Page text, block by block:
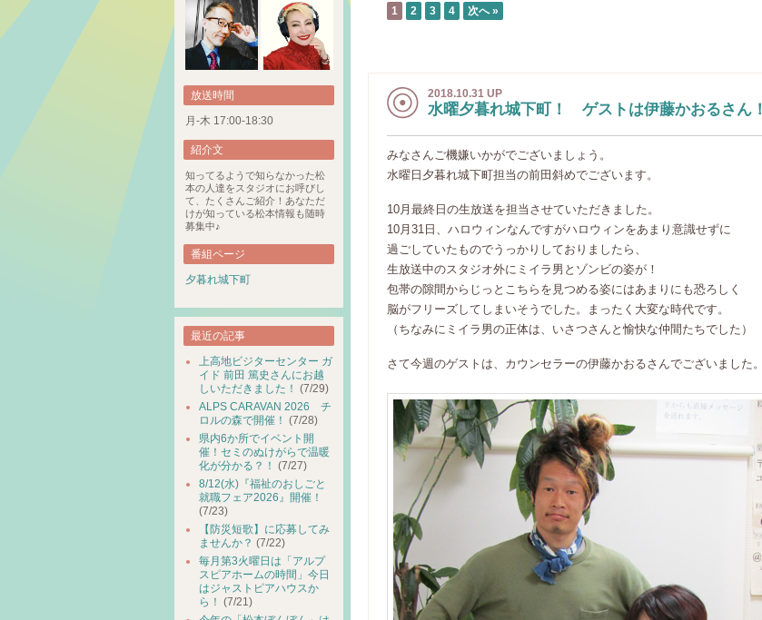
1 2 3 4 次へ »
2018.10.31 UP
水曜夕暮れ城下町！ ゲストは伊藤かおるさん！
みなさんご機嫌いかがでございましょう。
水曜日夕暮れ城下町担当の前田斜めでございます。
10月最終日の生放送を担当させていただきました。
10月31日、ハロウィンなんですがハロウィンをあまり意識せずに
過ごしていたものでうっかりしておりましたら、
生放送中のスタジオ外にミイラ男とゾンビの姿が！
包帯の隙間からじっとこちらを見つめる姿にはあまりにも恐ろしく
脳がフリーズしてしまいそうでした。まったく大変な時代です。
（ちなみにミイラ男の正体は、いさつさんと愉快な仲間たちでした）
さて今週のゲストは、カウンセラーの伊藤かおるさんでございました。
放送時間
月-木 17:00-18:30
紹介文
知ってるようで知らなかった松
本の人達をスタジオにお呼びし
て、たくさんご紹介！あなただ
けが知っている松本情報も随時
募集中♪
番組ページ
夕暮れ城下町
最近の記事
上高地ビジターセンター ガ
イド 前田 篤史さんにお越
しいただきました！ (7/29)
ALPS CARAVAN 2026 チ
ロルの森で開催！ (7/28)
県内6か所でイベント開
催！セミのぬけがらで温暖
化が分かる？！ (7/27)
8/12(水)『福祉のおしごと
就職フェア2026』開催！
(7/23)
【防災短歌】に応募してみ
ませんか？ (7/22)
毎月第3火曜日は「アルプ
スピアホームの時間」今日
はジャストピアハウスか
ら！ (7/21)